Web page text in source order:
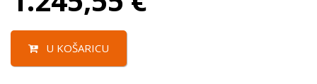
U KOŠARICU